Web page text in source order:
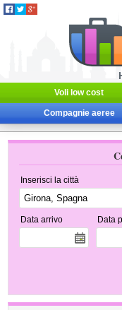
Voli low cost
Compagnie aeree
Inserisci la città
Data arrivo Data